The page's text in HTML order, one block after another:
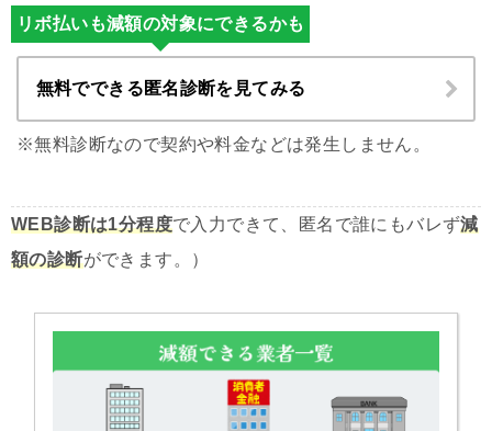
リボ払いも減額の対象にできるかも
無料でできる匿名診断を見てみる
※無料診断なので契約や料金などは発生しません。
WEB診断は1分程度で入力できて、匿名で誰にもバレず減
額の診断ができます。）